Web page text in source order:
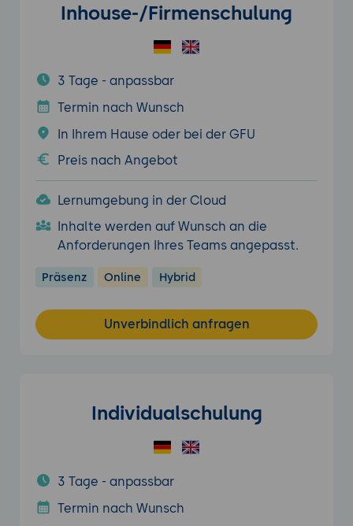
Inhouse-/Firmenschulung
3 Tage - anpassbar
Termin nach Wunsch
In Ihrem Hause oder bei der GFU
Preis nach Angebot
Lernumgebung in der Cloud
Inhalte werden auf Wunsch an die
Anforderungen Ihres Teams angepasst.
Präsenz Online Hybrid
Unverbindlich anfragen
Individualschulung
3 Tage - anpassbar
Termin nach Wunsch